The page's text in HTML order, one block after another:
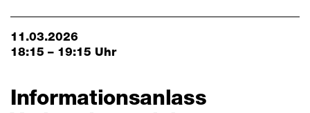
11.03.2026
18:15 – 19:15 Uhr
Informationsanlass
Weiterbildung
Über uns & Aktuelles
BZGS St.Gallen